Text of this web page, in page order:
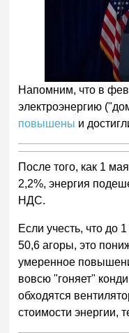
Следующее видео
5
Напомним, что в
электроэнергию
повышены и
После того, как 1
2,2%, энергия
НДС.
Если учесть, что до
50,6 агоры, это
умеренное
вовсю "гоняет"
обходятся
стоимости энергии,